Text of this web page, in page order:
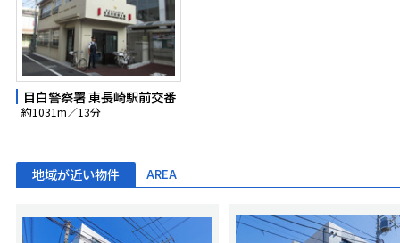
目白警察署 東長崎駅前交番
約1031m／13分
地域が近い物件 AREA